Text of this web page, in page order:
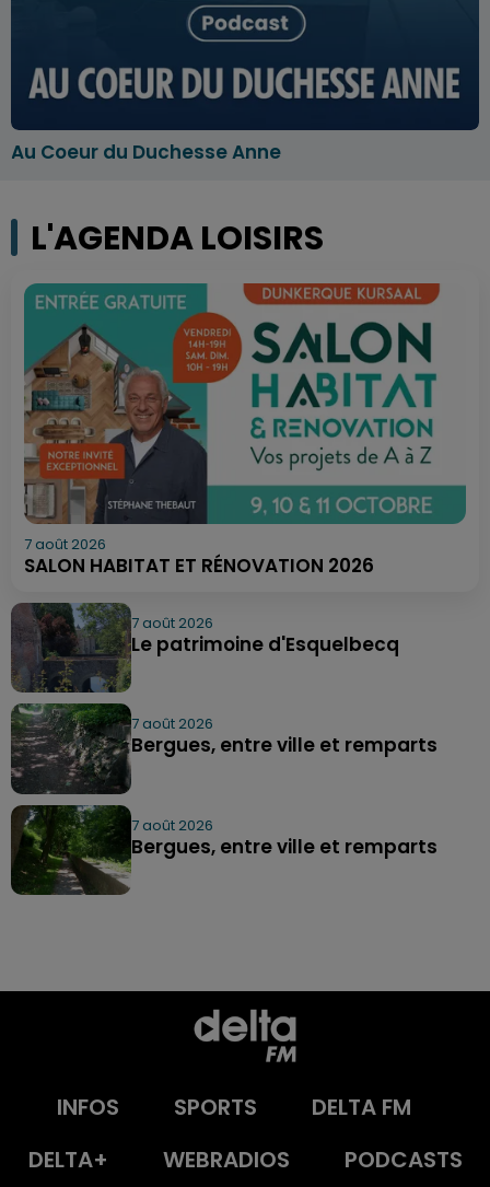
Au Coeur du Duchesse Anne
L'AGENDA LOISIRS
7 août 2026
SALON HABITAT ET RÉNOVATION 2026
7 août 2026
Le patrimoine d'Esquelbecq
7 août 2026
Bergues, entre ville et remparts
7 août 2026
Bergues, entre ville et remparts
INFOS SPORTS
DELTA FM
DELTA+
WEBRADIOS PODCASTS